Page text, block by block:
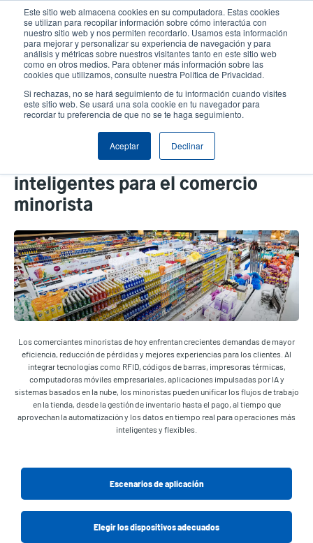
Este sitio web almacena cookies en su computadora. Estas cookies
se utilizan para recopilar información sobre cómo interactúa con
nuestro sitio web y nos permiten recordarlo. Usamos esta información
para mejorar y personalizar su experiencia de navegación y para
análisis y métricas sobre nuestros visitantes tanto en este sitio web
como en otros medios. Para obtener más información sobre las
cookies que utilizamos, consulte nuestra Política de Privacidad.
Si rechazas, no se hará seguimiento de tu información cuando visites
este sitio web. Se usará una sola cookie en tu navegador para
recordar tu preferencia de que no se te haga seguimiento.
Aceptar Declinar
contenido
principal
User
account
menu
User
Header
Selector de productos
Optimice las operaciones de su
tienda con tecnologías
inteligentes para el comercio
minorista
Los comerciantes minoristas de hoy enfrentan crecientes demandas de mayor
eficiencia, reducción de pérdidas y mejores experiencias para los clientes. Al
integrar tecnologías como RFID, códigos de barras, impresoras térmicas,
computadoras móviles empresariales, aplicaciones impulsadas por IA y
sistemas basados en la nube, los minoristas pueden unificar los flujos de trabajo
en la tienda, desde la gestión de inventario hasta el pago, al tiempo que
aprovechan la automatización y los datos en tiempo real para operaciones más
inteligentes y flexibles.
Escenarios de aplicación
Elegir los dispositivos adecuados